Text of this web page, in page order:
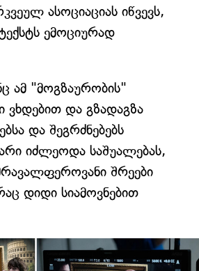
ასოციაციას იწვევს,
ემოციურად
ამ "მოგზაურობის"
ვხდებით და გზადაგზა
და შეგრძნებებს
იძლეოდა საშუალებას,
შრეები
დიდი სიამოვნებით